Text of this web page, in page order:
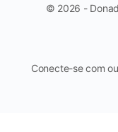
© 2026 -
Conecte-se com